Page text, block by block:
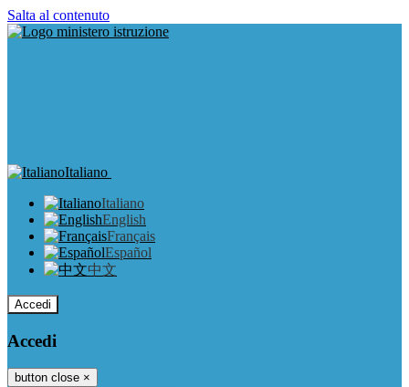
Salta al contenuto
Italiano
Italiano
English
Français
Español
中文
Accedi
Accedi
button close ×